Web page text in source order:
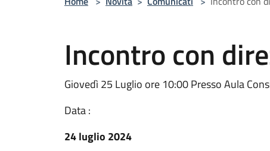
Incontro con
Giovedì 25 Luglio ore 10:00 Presso Aula
Data :
24 luglio 2024